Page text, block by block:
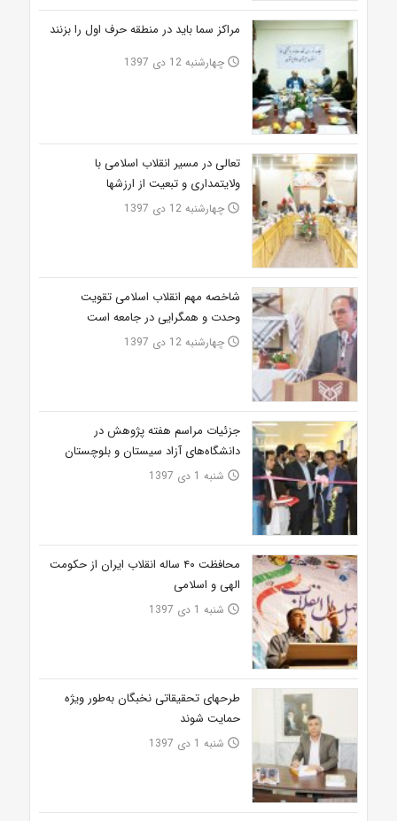
مراکز سما باید در منطقه حرف اول را بزنند
access_time چهارشنبه 12 دی 1397
تعالی در مسیر انقلاب اسلامی با
ولایت‏مداری و تبعیت از ارزش‎ها
access_time چهارشنبه 12 دی 1397
شاخصه مهم انقلاب اسلامی تقویت
وحدت و همگرایی در جامعه است
access_time چهارشنبه 12 دی 1397
جزئیات مراسم هفته پژوهش در
دانشگاه‌های آزاد سیستان و بلوچستان
access_time شنبه 1 دی 1397
محافظت ۴۰ ساله انقلاب ایران از حکومت
الهی و اسلامی
access_time شنبه 1 دی 1397
طرح‎های تحقیقاتی نخبگان به‌طور ویژه
حمایت شوند
access_time شنبه 1 دی 1397